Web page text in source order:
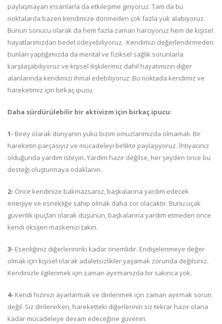
paylaşmayan insanlarla da etkileşime giriyoruz. Tam da bu
noktalarda bazen kendimize dönmeden çok fazla yük alabiyoruz.
Bunun sonucu olarak da hem fazla zaman harcıyoruz hem de kişisel
hayatlarımızdan bedel ödeyebiliyoruz. Kendimizi değerlendirmeden
bunları yaptığımızda da mental ve fiziksel sağlık sorunlarla
karşılaşabiliyoruz ve kişisel ilişkilerimiz dahil hayatımızın diğer
alanlarında kendimizi ihmal edebiliyoruz. Bu noktada kendimiz ve
hareketimiz için birkaç ipucu:
Daha sürdürülebilir bir aktivizm için birkaç ipucu:
1- Birey olarak dünyanın yükü bizim omuzlarımızda olmamalı. Bir
hareketin parçasıyız ve mücadeleyi birlikte paylaşıyoruz. İhtiyacınız
olduğunda yardım isteyin. Yardım hazır değilse, her şeyden önce bu
desteği oluşturmaya odaklanın.
2- Önce kendinize bakmazsanız, başkalarına yardım edecek
enerjiye ve esnekliğe sahip olmak daha zor olacaktır. Bunu uçak
güvenlik ipuçları olarak düşünün, başkalarına yardım etmeden önce
kendi oksijen maskenizi takın.
3- Esenliğiniz diğerlerininki kadar önemlidir. Endişelenmeye değer
olmak için kişisel olarak adaletsizlikler yaşamak zorunda değilsiniz.
Kendinizle ilgilenmek için zaman ayırmanızda bir sakınca yok.
4- Kendi hızınızı ayarlarmak ve dinlenmek için zaman ayırmak sorun
değil. Siz dinlenirken, hareketteki diğerlerinin siz tekrar hazır olana
kadar mücadeleye devam edeceğine güvenin.